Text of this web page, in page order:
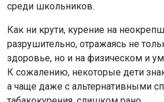
среди школьников.
Как ни крути, курение на
разрушительно, отражаясь не
здоровье, но и на физическом и
К сожалению, некоторые дети
а чаще даже с альтернативными